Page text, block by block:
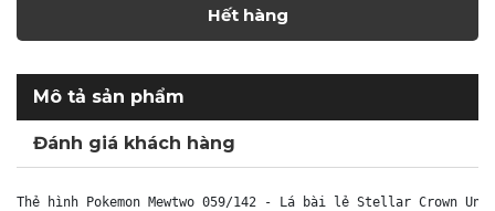
Hết hàng
Mô tả sản phẩm
Đánh giá khách hàng
Thẻ hình Pokemon Mewtwo 059/142 - Lá bài lẻ Stellar Crown